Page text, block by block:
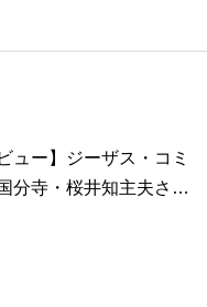
ンド社）、『世界一ゆるい
共著、講談社）などがある
眠れぬ夜の聖書のことば
ュー】ジーザス・コミ
分寺・桜井知主夫さ